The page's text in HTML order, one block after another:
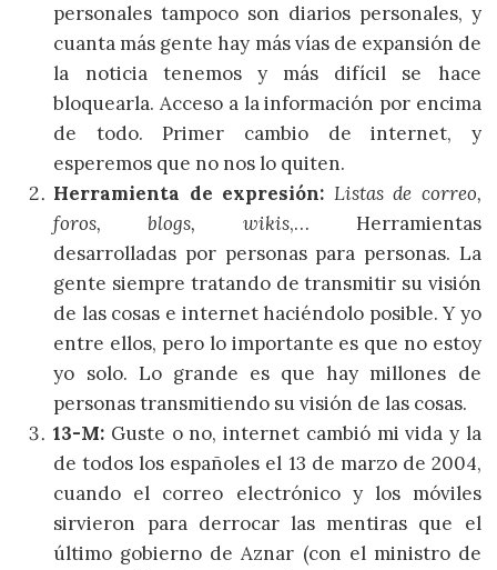
personales tampoco son diarios personales, y
cuanta más gente hay más vías de expansión de
la noticia tenemos y más difícil se hace
bloquearla. Acceso a la información por encima
de todo. Primer cambio de internet, y
esperemos que no nos lo quiten.
Herramienta de expresión: Listas de correo,
foros, blogs, wikis,… Herramientas
desarrolladas por personas para personas. La
gente siempre tratando de transmitir su visión
de las cosas e internet haciéndolo posible. Y yo
entre ellos, pero lo importante es que no estoy
yo solo. Lo grande es que hay millones de
personas transmitiendo su visión de las cosas.
13-M: Guste o no, internet cambió mi vida y la
de todos los españoles el 13 de marzo de 2004,
cuando el correo electrónico y los móviles
sirvieron para derrocar las mentiras que el
último gobierno de Aznar (con el ministro de